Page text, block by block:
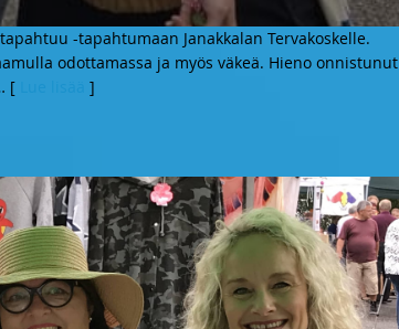
-tapahtumaan Janakkalan Tervakoskelle.
odottamassa ja myös väkeä. Hieno onnistunut
[ ]